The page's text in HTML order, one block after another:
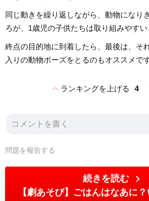
同じ動きを繰り返しながら、動物になり
ろが、1歳児の子供たちは取り組みやすい
終点の目的地に到着したら、最後は、そ
入りの動物ポーズをとるのもオススメです
expand_lessランキングを上げる 4
問題を報告する
続きを読む chevron_right
【劇あそび】ごはんはなあに